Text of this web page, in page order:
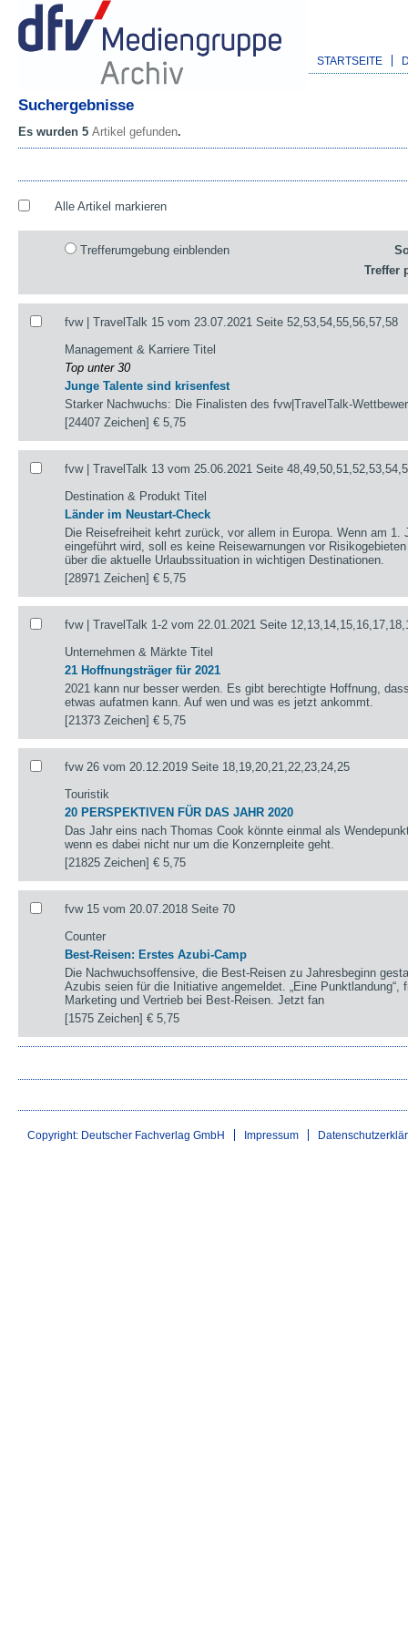
STARTSEITE
Suchergebnisse
Es wurden 5 Artikel gefunden.
Alle Artikel markieren
Trefferumgebung einblenden
Treffer
fvw | TravelTalk 15 vom 23.07.2021 Seite 52,53,54,55,56,57,58
Management & Karriere Titel
Top unter 30
Junge Talente sind krisenfest
Starker Nachwuchs: Die Finalisten des fvw|TravelTalk-
[24407 Zeichen]€ 5,75
fvw | TravelTalk 13 vom 25.06.2021 Seite
Destination & Produkt Titel
Länder im Neustart-Check
Die Reisefreiheit kehrt zurück, vor allem in Europa. Wenn am 1.
eingeführt wird, soll es keine Reisewarnungen vor
über die aktuelle Urlaubssituation in wichtigen Destinationen.
[28971 Zeichen]€ 5,75
fvw | TravelTalk 1-2 vom 22.01.2021 Seite
Unternehmen & Märkte Titel
21 Hoffnungsträger für 2021
2021 kann nur besser werden. Es gibt berechtigte Hoffnung,
etwas aufatmen kann. Auf wen und was es jetzt ankommt.
[21373 Zeichen]€ 5,75
fvw 26 vom 20.12.2019 Seite 18,19,20,21,22,23,24,25
Touristik
20 PERSPEKTIVEN FÜR DAS JAHR 2020
Das Jahr eins nach Thomas Cook könnte einmal als
wenn es dabei nicht nur um die Konzernpleite geht.
[21825 Zeichen]€ 5,75
fvw 15 vom 20.07.2018 Seite 70
Counter
Best-Reisen: Erstes Azubi-Camp
Die Nachwuchsoffensive, die Best-Reisen zu Jahresbeginn
Azubis seien für die Initiative angemeldet. „Eine Punktlandung“,
Marketing und Vertrieb bei Best-Reisen. Jetzt fan
[1575 Zeichen]€ 5,75
Copyright: Deutscher Fachverlag GmbH Impressum